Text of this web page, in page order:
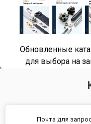
Обновленные
для выбора на
Почта для